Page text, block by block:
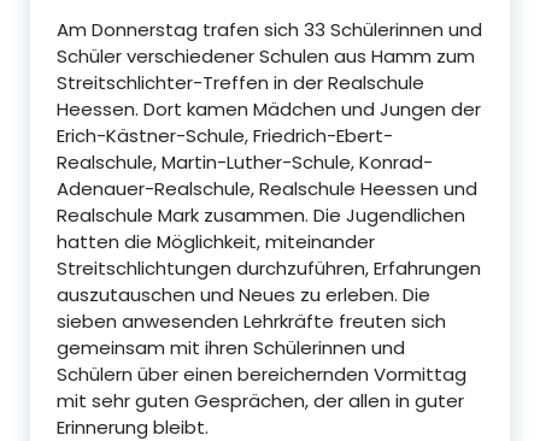
Am Donnerstag trafen sich 33 Schülerinnen und
Schüler verschiedener Schulen aus Hamm zum
Streitschlichter-Treffen in der Realschule
Heessen. Dort kamen Mädchen und Jungen der
Erich-Kästner-Schule, Friedrich-Ebert-
Realschule, Martin-Luther-Schule, Konrad-
Adenauer-Realschule, Realschule Heessen und
Realschule Mark zusammen. Die Jugendlichen
hatten die Möglichkeit, miteinander
Streitschlichtungen durchzuführen, Erfahrungen
auszutauschen und Neues zu erleben. Die
sieben anwesenden Lehrkräfte freuten sich
gemeinsam mit ihren Schülerinnen und
Schülern über einen bereichernden Vormittag
mit sehr guten Gesprächen, der allen in guter
Erinnerung bleibt.